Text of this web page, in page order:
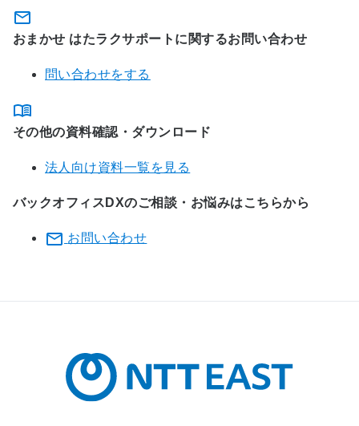
おまかせ はたラクサポートに関するお問い合わせ
問い合わせをする
その他の資料確認・ダウンロード
法人向け資料一覧を見る
バックオフィスDXのご相談・お悩みはこちらから
お問い合わせ